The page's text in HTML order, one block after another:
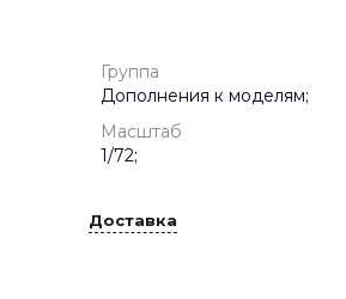
Группа
Дополнения к моделям;
Масштаб
1/72;
Доставка